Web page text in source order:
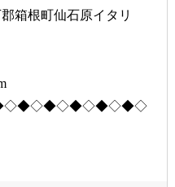
箱根町仙石原イタリ